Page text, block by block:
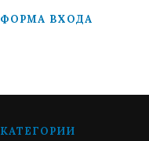
ФОРМА ВХОДА
КАТЕГОРИИ